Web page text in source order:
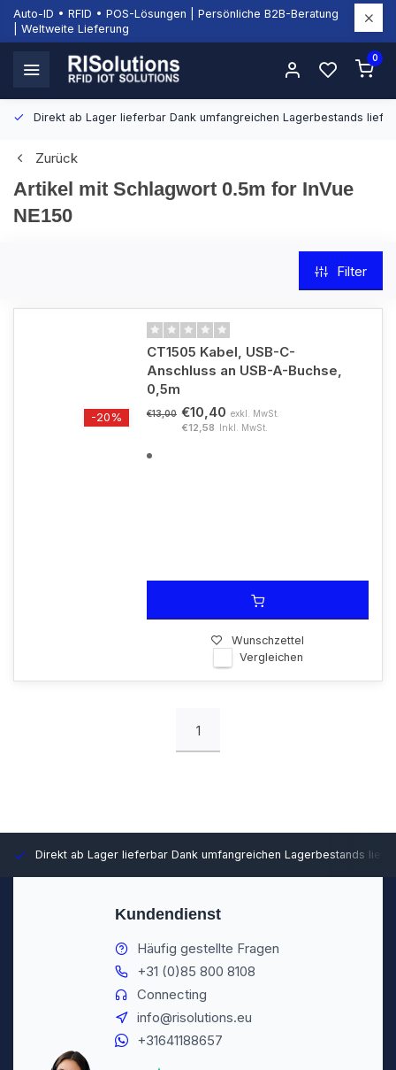
Auto-ID • RFID • POS-Lösungen | Persönliche B2B-Beratung
| Weltweite Lieferung
0
Direkt ab Lager lieferbar Dank umfangreichen Lagerbestands
Zurück
Artikel mit Schlagwort 0.5m for InVue
NE150
Filter
-20%
CT1505 Kabel, USB-C-
Anschluss an USB-A-Buchse,
0,5m
€13,00 €10,40 exkl. MwSt.
€12,58 Inkl. MwSt.
Wunschzettel
Vergleichen
1
Direkt ab Lager lieferbar Dank umfangreichen Lagerbestands
Kundendienst
Häufig gestellte Fragen
+31 (0)85 800 8108
Connecting
info@risolutions.eu
+31641188657